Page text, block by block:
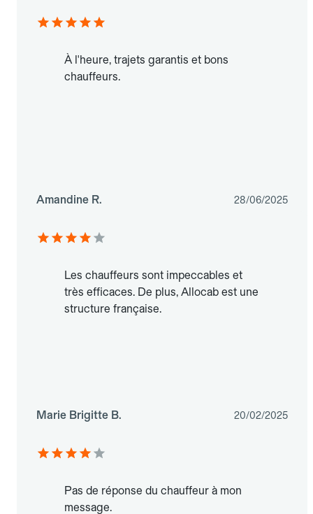
À l'heure, trajets garantis et bons
chauffeurs.
Amandine R. 28/06/2025
Les chauffeurs sont impeccables et
très efficaces. De plus, Allocab est une
structure française.
Marie Brigitte B. 20/02/2025
Pas de réponse du chauffeur à mon
message.